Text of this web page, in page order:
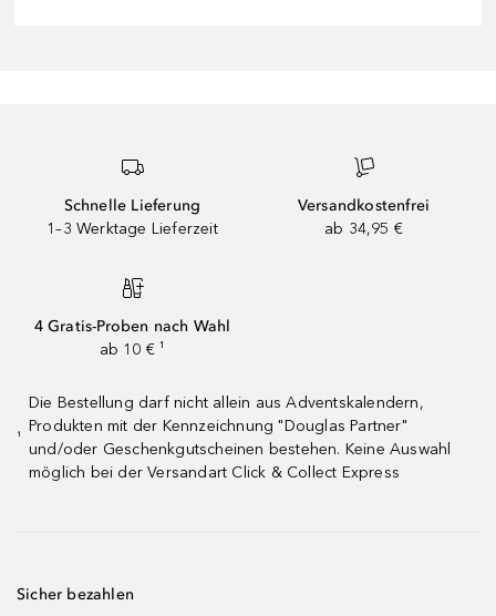
Schnelle Lieferung
1–3 Werktage Lieferzeit
Versandkostenfrei
ab 34,95 €
4 Gratis-Proben nach Wahl
ab 10 € ¹
¹
Die Bestellung darf nicht allein aus Adventskalendern,
Produkten mit der Kennzeichnung "Douglas Partner"
und/oder Geschenkgutscheinen bestehen. Keine Auswahl
möglich bei der Versandart Click & Collect Express
Sicher bezahlen